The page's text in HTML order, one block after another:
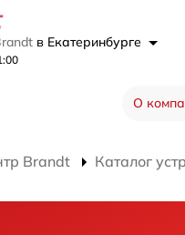
в Екатеринбурге
О
Brandt Каталог